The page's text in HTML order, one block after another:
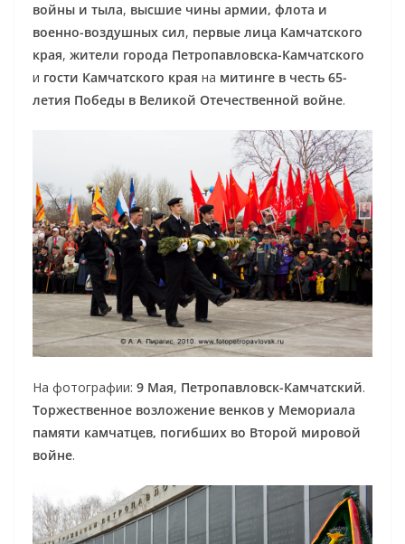
войны и тыла, высшие чины армии, флота и
военно-воздушных сил, первые лица Камчатского
края, жители города Петропавловска-Камчатского
и гости Камчатского края на митинге в честь 65-
летия Победы в Великой Отечественной войне.
На фотографии: 9 Мая, Петропавловск-Камчатский.
Торжественное возложение венков у Мемориала
памяти камчатцев, погибших во Второй мировой
войне.